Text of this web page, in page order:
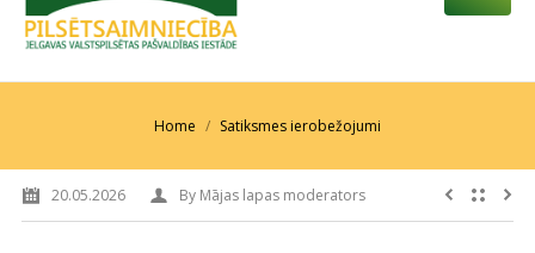
PAR MUMS
You are here:Home Satiksmes ierobežojumi
20.05.2026 By Mājas lapas moderators